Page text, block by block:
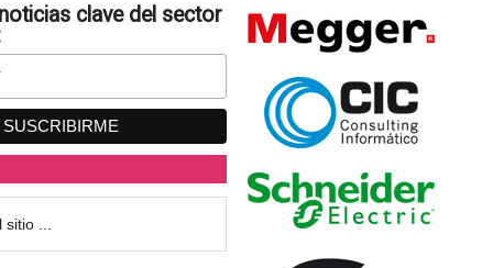
clave del sector